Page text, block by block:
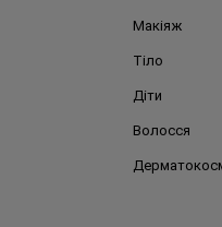
Макіяж
Тіло
Діти
Волосся